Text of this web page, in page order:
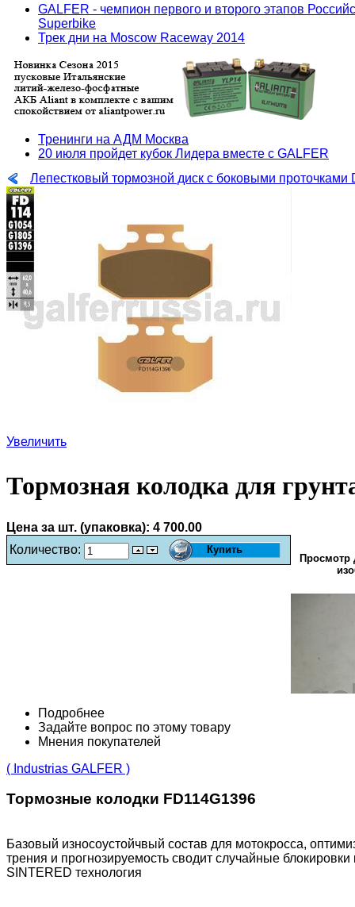
GALFER - чемпион первого и второго этапов
Superbike
Трек дни на Moscow Raceway 2014
Тренинги на АДМ Москва
20 июля пройдет кубок Лидера вместе с GALFER
Лепестковый тормозной диск с боковыми проточками
Увеличить
Тормозная колодка для
Цена за шт. (упаковка): 4 700.00
Количество:
Просмотр
Подробнее
Задайте вопрос по этому товару
Мнения покупателей
( Industrias GALFER )
Тормозные колодки FD114G1396
Базовый износоустойчвый состав для мотокросса,
трения и прогнозируемость сводит случайные
SINTERED технология